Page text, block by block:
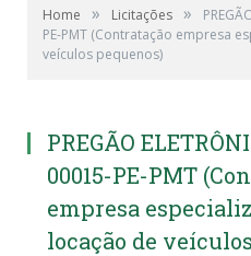
Home » Licitações »
PE-PMT (Contratação empresa
veículos pequenos)
PREGÃO
00015-PE-PMT
empresa
locação de